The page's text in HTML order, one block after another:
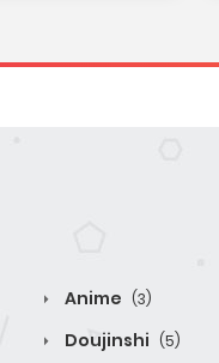
Anime (3)
Doujinshi (5)